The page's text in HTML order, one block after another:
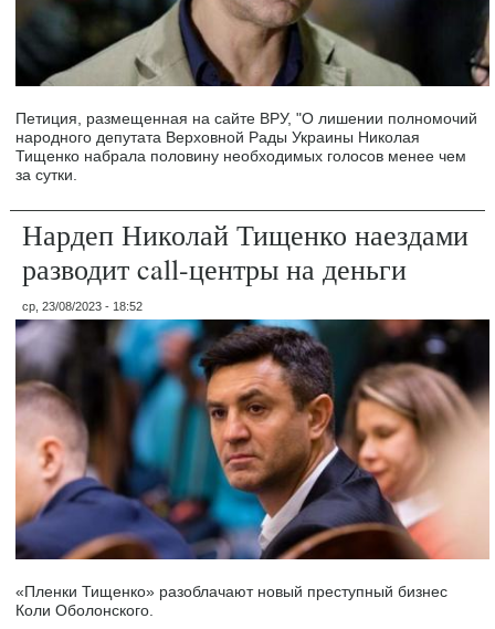
Петиция, размещенная на сайте ВРУ, "О лишении полномочий
народного депутата Верховной Рады Украины Николая
Тищенко набрала половину необходимых голосов менее чем
за сутки.
Нардеп Николай Тищенко наездами
разводит call-центры на деньги
ср, 23/08/2023 - 18:52
«Пленки Тищенко» разоблачают новый преступный бизнес
Коли Оболонского.